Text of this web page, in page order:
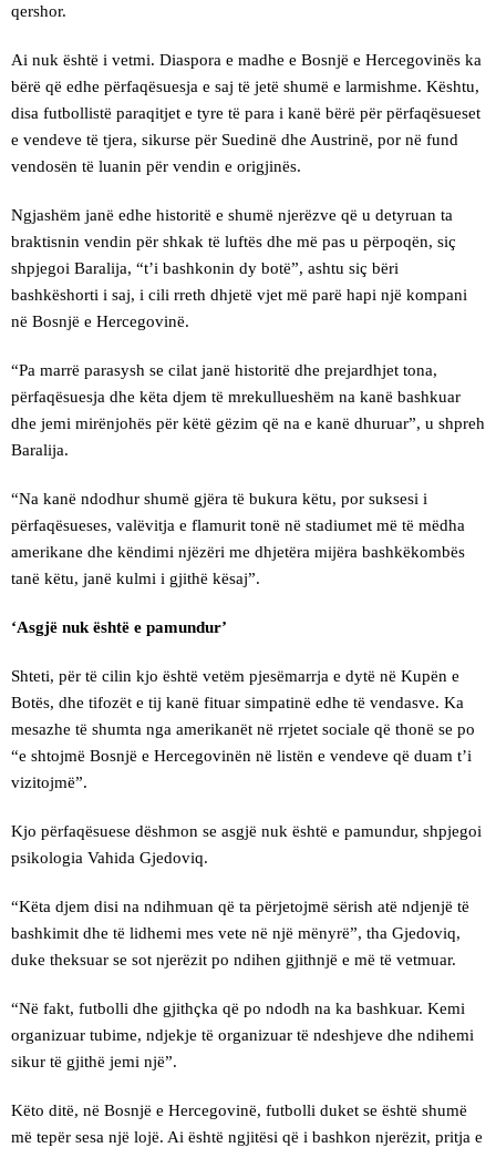
qershor.
Ai nuk është i vetmi. Diaspora e madhe e Bosnjë e Hercegovinës ka
bërë që edhe përfaqësuesja e saj të jetë shumë e larmishme. Kështu,
disa futbollistë paraqitjet e tyre të para i kanë bërë për përfaqësueset
e vendeve të tjera, sikurse për Suedinë dhe Austrinë, por në fund
vendosën të luanin për vendin e origjinës.
Ngjashëm janë edhe historitë e shumë njerëzve që u detyruan ta
braktisnin vendin për shkak të luftës dhe më pas u përpoqën, siç
shpjegoi Baralija, “t’i bashkonin dy botë”, ashtu siç bëri
bashkëshorti i saj, i cili rreth dhjetë vjet më parë hapi një kompani
në Bosnjë e Hercegovinë.
“Pa marrë parasysh se cilat janë historitë dhe prejardhjet tona,
përfaqësuesja dhe këta djem të mrekullueshëm na kanë bashkuar
dhe jemi mirënjohës për këtë gëzim që na e kanë dhuruar”, u shpreh
Baralija.
“Na kanë ndodhur shumë gjëra të bukura këtu, por suksesi i
përfaqësueses, valëvitja e flamurit tonë në stadiumet më të mëdha
amerikane dhe këndimi njëzëri me dhjetëra mijëra bashkëkombës
tanë këtu, janë kulmi i gjithë kësaj”.
‘Asgjë nuk është e pamundur’
Shteti, për të cilin kjo është vetëm pjesëmarrja e dytë në Kupën e
Botës, dhe tifozët e tij kanë fituar simpatinë edhe të vendasve. Ka
mesazhe të shumta nga amerikanët në rrjetet sociale që thonë se po
“e shtojmë Bosnjë e Hercegovinën në listën e vendeve që duam t’i
vizitojmë”.
Kjo përfaqësuese dëshmon se asgjë nuk është e pamundur, shpjegoi
psikologia Vahida Gjedoviq.
“Këta djem disi na ndihmuan që ta përjetojmë sërish atë ndjenjë të
bashkimit dhe të lidhemi mes vete në një mënyrë”, tha Gjedoviq,
duke theksuar se sot njerëzit po ndihen gjithnjë e më të vetmuar.
“Në fakt, futbolli dhe gjithçka që po ndodh na ka bashkuar. Kemi
organizuar tubime, ndjekje të organizuar të ndeshjeve dhe ndihemi
sikur të gjithë jemi një”.
Këto ditë, në Bosnjë e Hercegovinë, futbolli duket se është shumë
më tepër sesa një lojë. Ai është ngjitësi që i bashkon njerëzit, pritja e